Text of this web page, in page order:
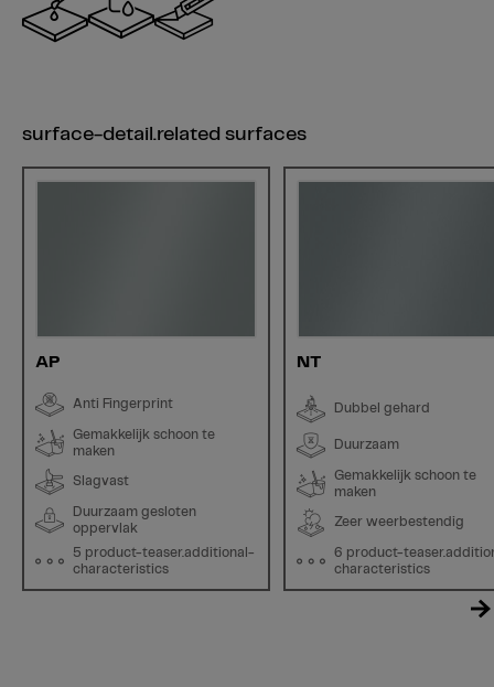
surface-detail.related surfaces
AP
Anti Fingerprint
Gemakkelijk schoon te
maken
Slagvast
Duurzaam gesloten
oppervlak
5 product-teaser.additional-
characteristics
NT
Dubbel gehard
Duurzaam
Gemakkelijk schoon te
maken
Zeer weerbestendig
6 product-
characteristics